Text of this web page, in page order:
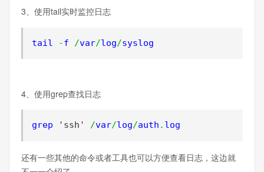
3、使用tail实时监控日志
tail -f /var/log/syslog
4、使用grep查找日志
grep 'ssh' /var/log/auth . log
还有一些其他的命令或者工具也可以方便查看日志，这边就